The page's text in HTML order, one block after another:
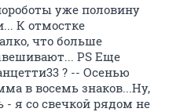
уже половину
К отмостке
что больше
PS Еще
? -- Осенью
в восемь знаков...Ну,
- я со свечкой рядом не